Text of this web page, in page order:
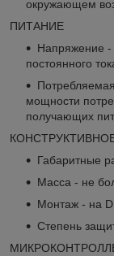
окружающем
ПИТАНИЕ
Напряжение -
постоянного
мощности
получающих
Габаритные
Масса - не
Монтаж - на
Степень